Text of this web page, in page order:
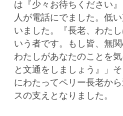
は『少々お待ちください
人が電話にでました。低
いました。『長老、わた
いう者です。もし皆、無関
わたしがあなたのことを
と文通をしましょう』」
にわたってペリー長老か
スの支えとなりました。